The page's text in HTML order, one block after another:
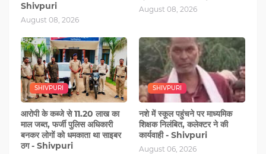
Shivpuri
August 08, 2026
August 08, 2026
SHIVPURI
आरोपी के कब्‍जे से 11.20 लाख का
माल जब्त, फर्जी पुलिस अधिकारी
बनकर लोगों को धमकाता था साइबर
ठग - Shivpuri
SHIVPURI
नशे में स्‍कूल पहुंचने पर माध्यमिक
शिक्षक निलंबित, कलेक्टर ने की
कार्यवाही - Shivpuri
August 06, 2026